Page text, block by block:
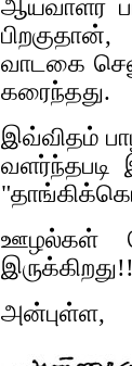
ஆய்வாளர்
வாடகை
கரைந்தது.
இவ்விதம்
வளர்ந்தபடி
ஊழல்கள்
இருக்கிறது!!
அன்புள்ள,